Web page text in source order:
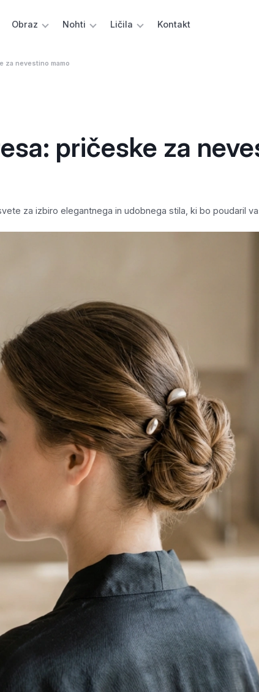
Obraz Nohti Ličila Kontakt
za nevestino mamo
pričeske za
za izbiro elegantnega in udobnega stila, ki bo poudaril